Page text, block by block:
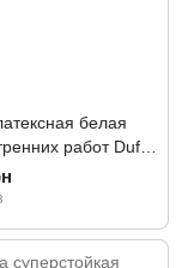
белая
работ Dufa
Latex DE200, 10 л,